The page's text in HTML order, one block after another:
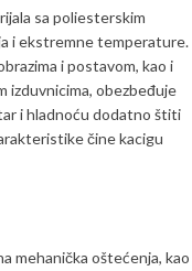
sa poliesterskim
i ekstremne temperature.
i postavom, kao i
izduvnicima, obezbeđuje
i hladnoću dodatno štiti
čine kacigu
mehanička oštećenja, kao